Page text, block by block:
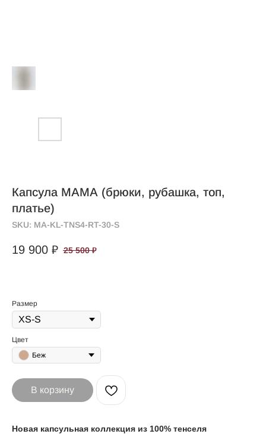
Капсула МАМА (брюки, рубашка, топ,
платье)
SKU: МА-KL-TNS4-RT-30-S
19 900 ₽ 25 500 ₽
Размер
Цвет
Беж
В корзину
Новая капсульная коллекция из 100% тенселя